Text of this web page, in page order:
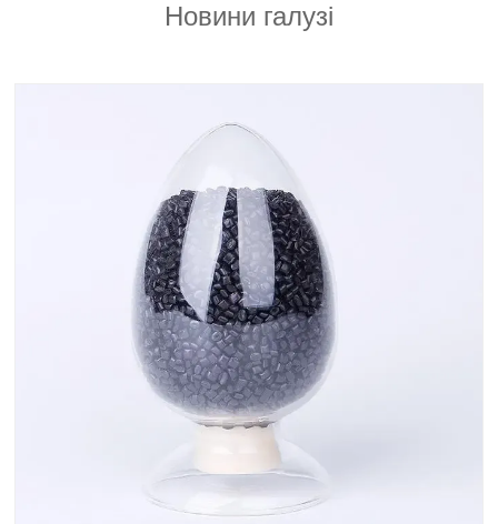
Новини галузі